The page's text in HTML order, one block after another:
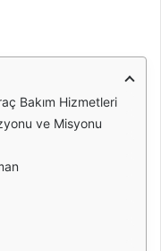
Bakım Hizmetleri
ve Misyonu